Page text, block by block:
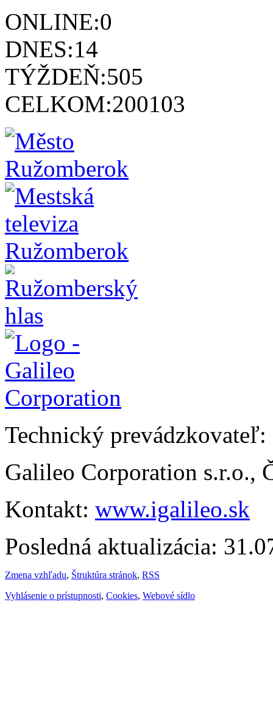
ONLINE:0
DNES:14
TÝŽDEŇ:505
CELKOM:200103
Technický prevádzkovateľ:
Galileo Corporation s.r.o.,
Kontakt: www.igalileo.sk
Posledná aktualizácia:
Zmena vzhľadu, Štruktúra stránok, RSS
Vyhlásenie o prístupnosti, Cookies, Webové sídlo